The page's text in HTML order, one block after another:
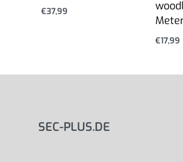
€37,99
€17,99
SEC-PLUS.DE